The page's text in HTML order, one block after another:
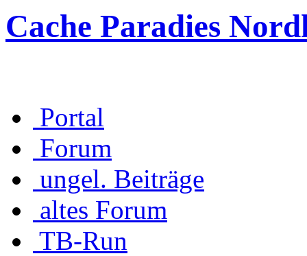
Cache Paradies
Portal
Forum
ungel. Beiträge
altes Forum
TB-Run